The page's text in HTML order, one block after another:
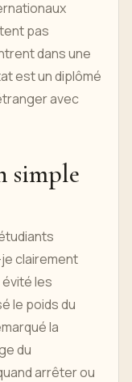
pas
dans une
est un diplômé
avec
simple
clairement
les
le poids du
la
du
arrêter ou